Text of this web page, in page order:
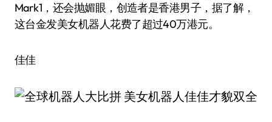
Mark1，还会抛媚眼，创造者是香港男子，据了解，
这台金发美女机器人花费了超过40万港元。
佳佳